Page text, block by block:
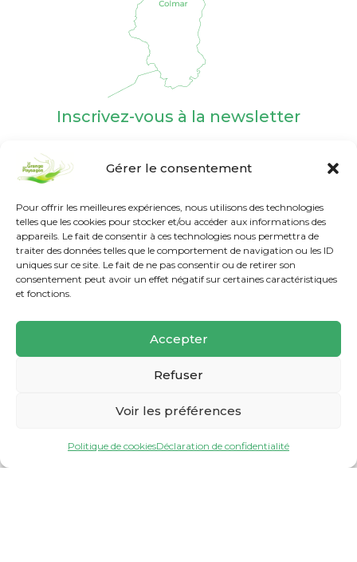
Gérer le consentement
Pour offrir les meilleures expériences, nous utilisons des technologies
telles que les cookies pour stocker et/ou accéder aux informations des
appareils. Le fait de consentir à ces technologies nous permettra de
traiter des données telles que le comportement de navigation ou les ID
uniques sur ce site. Le fait de ne pas consentir ou de retirer son
consentement peut avoir un effet négatif sur certaines caractéristiques
et fonctions.
Accepter
Refuser
Voir les préférences
Politique de cookiesDéclaration de confidentialité
Inscrivez-vous à la newsletter
Nos labels et agréments